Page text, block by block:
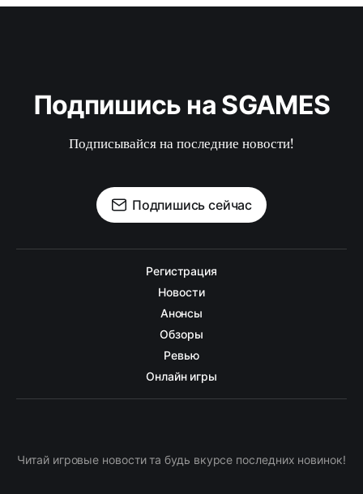
Подпишись на SGAMES
Подписывайся на последние новости!
Подпишись сейчас
Регистрация
Новости
Анонсы
Обзоры
Ревью
Онлайн игры
Читай игровые новости та будь вкурсе последних новинок!